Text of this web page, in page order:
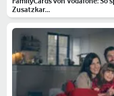
Zusatzkar…